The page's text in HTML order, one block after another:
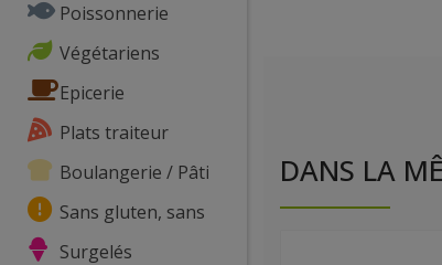
Poissonnerie
Végétariens
Epicerie
Plats traiteur
Boulangerie / Pâtisserie
Sans gluten, sans lactose, ...
Surgelés
DANS LA